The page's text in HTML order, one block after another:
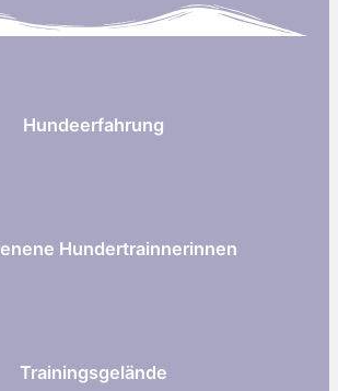
Hundeerfahrung
Hundertrainnerinnen
Trainingsgelände